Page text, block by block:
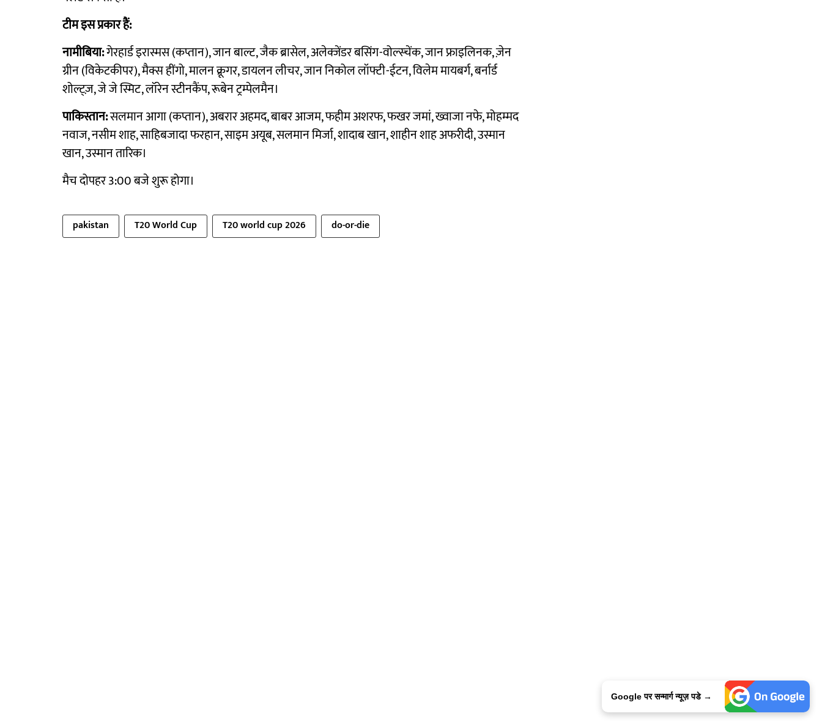
टीम इस प्रकार हैं:
नामीबिया:गेरहार्ड इरास्मस (कप्तान), जान बाल्ट, जैक ब्रासेल, अलेक्जेंडर बसिंग-वोल्स्चेंक, जान फ्राइलिनक, ज़ेन
ग्रीन (विकेटकीपर), मैक्स हींगो, मालन क्रूगर, डायलन लीचर, जान निकोल लॉफ्टी-ईटन, विलेम मायबर्ग, बर्नार्ड
शोल्ट्ज़, जे जे स्मिट, लॉरेन स्टीनकैंप, रूबेन ट्रम्पेलमैन।
पाकिस्तान:सलमान आगा (कप्तान), अबरार अहमद, बाबर आजम, फहीम अशरफ, फखर जमां, ख्वाजा नफे, मोहम्मद
नवाज, नसीम शाह, साहिबजादा फरहान, साइम अयूब, सलमान मिर्जा, शादाब खान, शाहीन शाह अफरीदी, उस्मान
खान, उस्मान तारिक।
मैच दोपहर 3:00 बजे शुरू होगा।
pakistan T20 World Cup T20 world cup 2026 do-or-die
Google पर सन्मार्ग न्यूज़ पडे →